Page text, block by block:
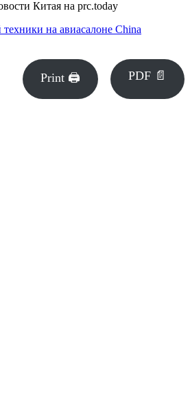
на авиасалоне China
Print 🖨 PDF 📄